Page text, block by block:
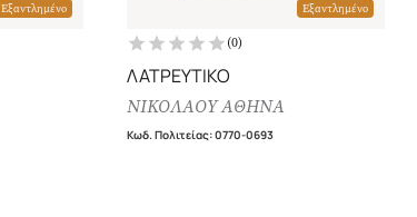
Εξαντλημένο Εξαντλημένο
(0)
ΛΑΤΡΕΥΤΙΚΟ
ΝΙΚΟΛΑΟΥ ΑΘΗΝΑ
Κωδ. Πολιτείας:0770-0693